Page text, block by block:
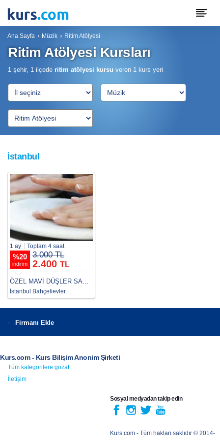
Ana Sayfa Müzik Ritim Atölyesi
Ritim Atölyesi Kursları
1 şehir, 1 ilçede ritim atölyesi kursu veren 1 kurs yeri
İstanbul
1 ay Toplam 4 saat
%20
indirim
3.000 TL
2.400 TL
ÖZEL MAVİ DÜŞLER SANAT KURSU
İstanbul Bahçelievler
Firmanı Ekle
Kurs.com - Kurs Bilişim Anonim Şirketi
Tüm kategorilere gözat
İletişim
Sosyal medyadan takip edin
Kurs.com - Tüm hakları saklıdır © 2014-